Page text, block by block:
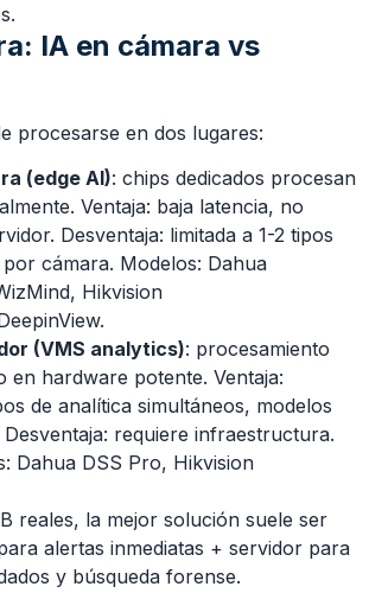
IA en cámara vs
procesarse en dos lugares:
(edge AI): chips dedicados procesan
Ventaja: baja latencia, no
Desventaja: limitada a 1-2 tipos
cámara. Modelos: Dahua
Hikvision
(VMS analytics): procesamiento
en hardware potente. Ventaja:
de analítica simultáneos, modelos
requiere infraestructura.
Dahua DSS Pro, Hikvision
reales, la mejor solución suele ser
alertas inmediatas + servidor para
y búsqueda forense.